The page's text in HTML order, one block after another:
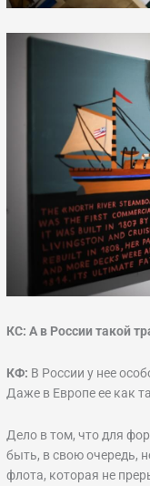
КС: А в России такой
КФ: В России у нее
Даже в Европе ее как
Дело в том, что для
быть, в свою очередь,
флота, которая не